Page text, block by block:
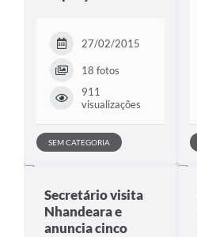
27/02/2015
18 fotos
911
visualizações
SEM CATEGORIA
Secretário visita
Nhandeara e
anuncia cinco